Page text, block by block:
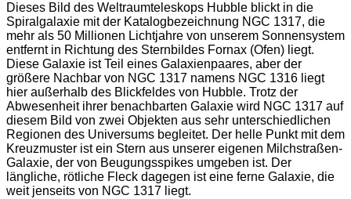
Dieses Bild des Weltraumteleskops Hubble blickt in die
Spiralgalaxie mit der Katalogbezeichnung NGC 1317, die
mehr als 50 Millionen Lichtjahre von unserem Sonnensystem
entfernt in Richtung des Sternbildes Fornax (Ofen) liegt.
Diese Galaxie ist Teil eines Galaxienpaares, aber der
größere Nachbar von NGC 1317 namens NGC 1316 liegt
hier außerhalb des Blickfeldes von Hubble. Trotz der
Abwesenheit ihrer benachbarten Galaxie wird NGC 1317 auf
diesem Bild von zwei Objekten aus sehr unterschiedlichen
Regionen des Universums begleitet. Der helle Punkt mit dem
Kreuzmuster ist ein Stern aus unserer eigenen Milchstraßen-
Galaxie, der von Beugungsspikes umgeben ist. Der
längliche, rötliche Fleck dagegen ist eine ferne Galaxie, die
weit jenseits von NGC 1317 liegt.